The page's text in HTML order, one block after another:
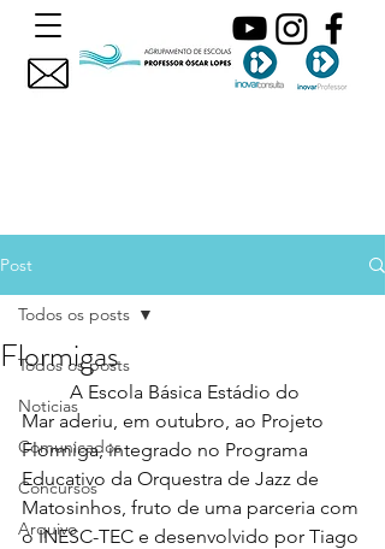
Post
Todos os posts
Noticias
Comunicados
Concursos
Arquivo
Todos os posts
Flormigas
Mar aderiu, em outubro, ao Projeto
Flormiga, integrado no Programa
Educativo da Orquestra de Jazz de
Matosinhos, fruto de uma parceria com
o INESC-TEC e desenvolvido por Tiago